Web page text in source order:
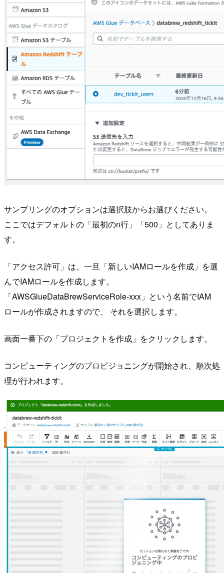
サンプリングのオプションは選択肢からお選びください。
ここではデフォルトの「最初のn行」「500」としてありま
す。
「アクセス許可」は、一旦「新しいIAMロールを作成」を選
んでIAMロールを作成します。
「AWSGlueDataBrewServiceRole-xxx」という名前でIAM
ロールが作成されますので、 それを選択します。
画面一番下の「プロジェクトを作成」をクリックします。
コンピューティングのプロビジョニングが開始され、順次処
理が行われます。